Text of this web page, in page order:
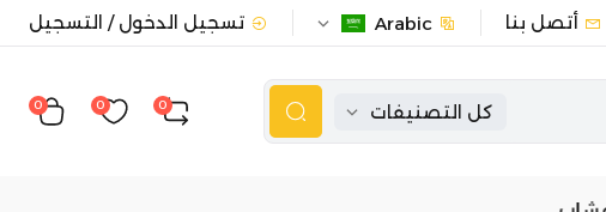
أتصل بنا Arabic تسجيل الدخول / التسجيل
كل التصنيفات 0
0
0